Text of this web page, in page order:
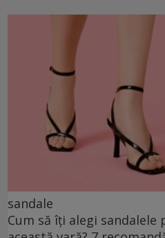
sandale
Cum să îți alegi